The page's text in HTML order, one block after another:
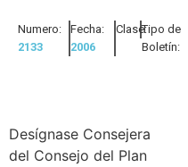
Numero:
2133
Fecha:
2006
Clase:Tipo de
Boletín:
Desígnase Consejera
del Consejo del Plan